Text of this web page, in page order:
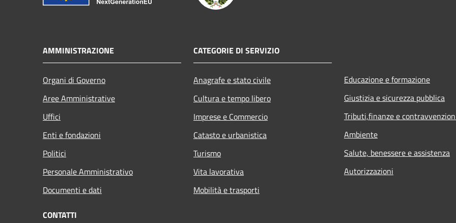
AMMINISTRAZIONE
Organi di Governo
Aree Amministrative
Uffici
Enti e fondazioni
Politici
Personale Amministrativo
Documenti e dati
CATEGORIE DI SERVIZIO
Anagrafe e stato civile
Cultura e tempo libero
Imprese e Commercio
Catasto e urbanistica
Turismo
Vita lavorativa
Mobilità e trasporti
Educazione e formazione
Giustizia e sicurezza pubblica
Tributi,finanze e
Ambiente
Salute, benessere e assistenza
Autorizzazioni
CONTATTI